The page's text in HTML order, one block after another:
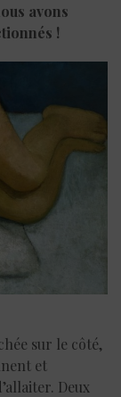
avons
!
sur le côté,
et
Deux